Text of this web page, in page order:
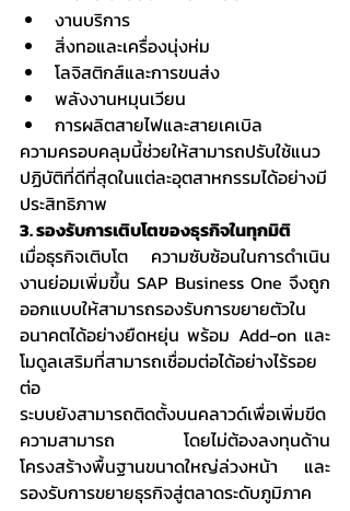
งานบริการ
สิ่งทอและเครื่องนุ่งห่ม
โลจิสติกส์และการขนส่ง
พลังงานหมุนเวียน
การผลิตสายไฟและสายเคเบิล
ความครอบคลุมนี้ช่วยให้สามารถปรับใช้แนว
ปฏิบัติที่ดีที่สุดในแต่ละอุตสาหกรรมได้อย่างมี
ประสิทธิภาพ
3. รองรับการเติบโตของธุรกิจในทุกมิติ
เมื่อธุรกิจเติบโต ความซับซ้อนในการดำเนิน
งานย่อมเพิ่มขึ้น SAP Business One จึงถูก
ออกแบบให้สามารถรองรับการขยายตัวใน
อนาคตได้อย่างยืดหยุ่น พร้อม Add-on และ
โมดูลเสริมที่สามารถเชื่อมต่อได้อย่างไร้รอย
ต่อ
ระบบยังสามารถติดตั้งบนคลาวด์เพื่อเพิ่มขีด
ความสามารถ โดยไม่ต้องลงทุนด้าน
โครงสร้างพื้นฐานขนาดใหญ่ล่วงหน้า และ
รองรับการขยายธุรกิจสู่ตลาดระดับภูมิภาค